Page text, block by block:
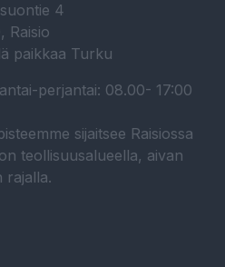
4
Raisio
paikkaa Turku
perjantai: 08.00- 17:00
sijaitsee Raisiossa
teollisuusalueella, aivan
rajalla.